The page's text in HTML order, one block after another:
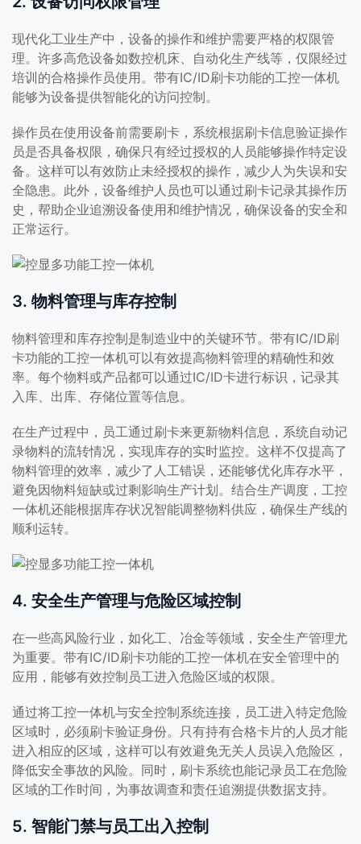
现代化工业生产中，设备的操作和维护需要严格的权限管
理。许多高危设备如数控机床、自动化生产线等，仅限经过
培训的合格操作员使用。带有IC/ID刷卡功能的工控一体机
能够为设备提供智能化的访问控制。
操作员在使用设备前需要刷卡，系统根据刷卡信息验证操作
员是否具备权限，确保只有经过授权的人员能够操作特定设
备。这样可以有效防止未经授权的操作，减少人为失误和安
全隐患。此外，设备维护人员也可以通过刷卡记录其操作历
史，帮助企业追溯设备使用和维护情况，确保设备的安全和
正常运行。
3. 物料管理与库存控制
物料管理和库存控制是制造业中的关键环节。带有IC/ID刷
卡功能的工控一体机可以有效提高物料管理的精确性和效
率。每个物料或产品都可以通过IC/ID卡进行标识，记录其
入库、出库、存储位置等信息。
在生产过程中，员工通过刷卡来更新物料信息，系统自动记
录物料的流转情况，实现库存的实时监控。这样不仅提高了
物料管理的效率，减少了人工错误，还能够优化库存水平，
避免因物料短缺或过剩影响生产计划。结合生产调度，工控
一体机还能根据库存状况智能调整物料供应，确保生产线的
顺利运转。
4. 安全生产管理与危险区域控制
在一些高风险行业，如化工、冶金等领域，安全生产管理尤
为重要。带有IC/ID刷卡功能的工控一体机在安全管理中的
应用，能够有效控制员工进入危险区域的权限。
通过将工控一体机与安全控制系统连接，员工进入特定危险
区域时，必须刷卡验证身份。只有持有合格卡片的人员才能
进入相应的区域，这样可以有效避免无关人员误入危险区，
降低安全事故的风险。同时，刷卡系统也能记录员工在危险
区域的工作时间，为事故调查和责任追溯提供数据支持。
5. 智能门禁与员工出入控制